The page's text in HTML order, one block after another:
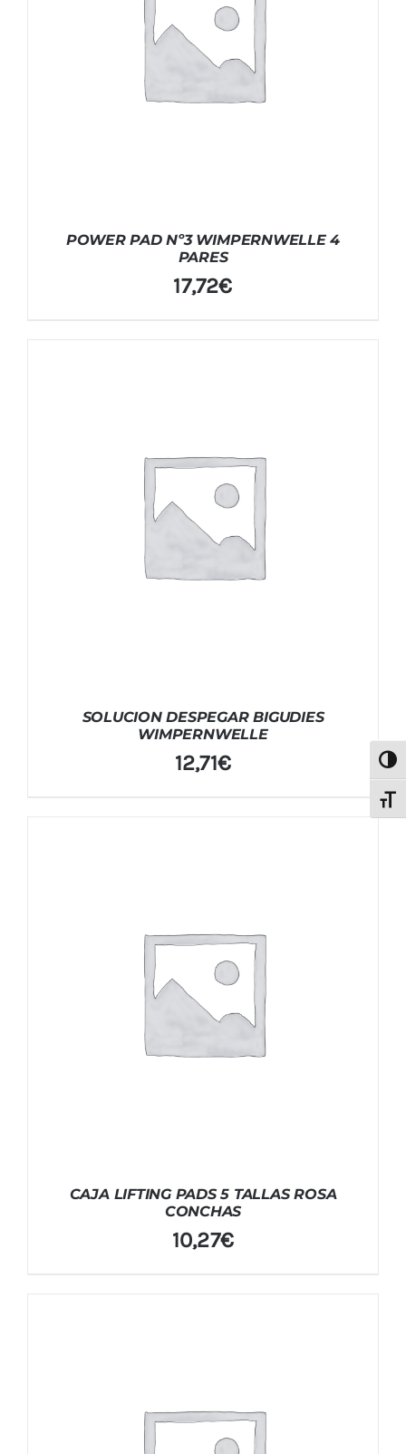
POWER PAD Nº3 WIMPERNWELLE 4
PARES
17,72€
SOLUCION DESPEGAR BIGUDIES
WIMPERNWELLE
12,71€
CAJA LIFTING PADS 5 TALLAS ROSA
CONCHAS
10,27€